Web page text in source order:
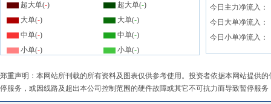
超大单(-) 超大单(-)
大单(-) 大单(-)
中单(-) 中单(-)
小单(-) 小单(-)
今日主力净流入：
今日大单净流入：
今日小单净流入：
郑重声明：本网站所刊载的所有资料及图表仅供参考使用。投资者依据本网站提供
停服务，或因线路及超出本公司控制范围的硬件故障或其它不可抗力而导致暂停服